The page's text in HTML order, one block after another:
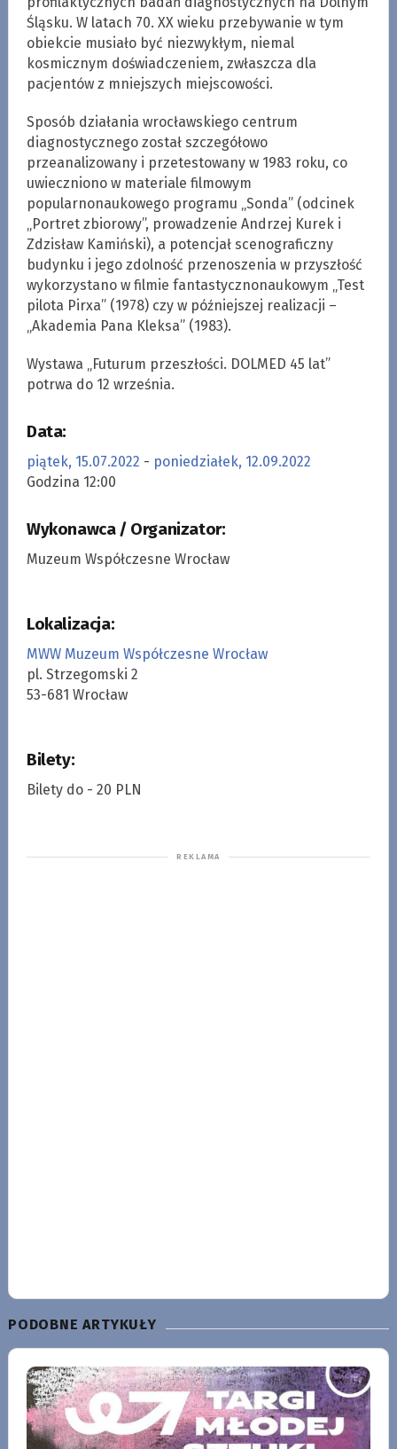
Śląsku. W latach 70. XX wieku przebywanie w tym
obiekcie musiało być niezwykłym, niemal
kosmicznym doświadczeniem, zwłaszcza dla
pacjentów z mniejszych miejscowości.
Sposób działania wrocławskiego centrum
diagnostycznego został szczegółowo
przeanalizowany i przetestowany w 1983 roku, co
uwieczniono w materiale filmowym
popularnonaukowego programu „Sonda” (odcinek
„Portret zbiorowy”, prowadzenie Andrzej Kurek i
Zdzisław Kamiński), a potencjał scenograficzny
budynku i jego zdolność przenoszenia w przyszłość
wykorzystano w filmie fantastycznonaukowym „Test
pilota Pirxa” (1978) czy w późniejszej realizacji –
„Akademia Pana Kleksa” (1983).
Wystawa „Futurum przeszłości. DOLMED 45 lat”
potrwa do 12 września.
Data:
piątek, 15.07.2022 - poniedziałek, 12.09.2022
Godzina 12:00
Wykonawca / Organizator:
Muzeum Współczesne Wrocław
Lokalizacja:
MWW Muzeum Współczesne Wrocław
pl. Strzegomski 2
53-681 Wrocław
Bilety:
Bilety do - 20 PLN
PODOBNE ARTYKUŁY